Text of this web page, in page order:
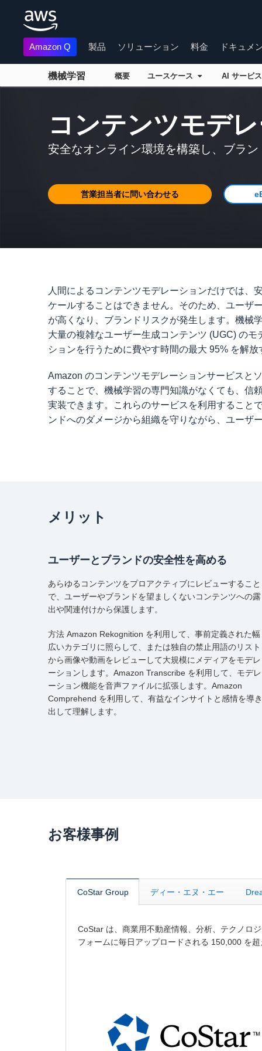
Amazon Q 製品 ソリューション 料金 ドキュメ
機械学習 概要 ユースケース AI サービス
コンテンツモデ
安全なオンライン環境を構築し、ブラ
営業担当者に問い合わせる
人間によるコンテンツモデレーションだけでは、
ケールすることはできません。そのため、ユーザ
が高くなり、ブランドリスクが発生します。機械
大量の複雑なユーザー生成コンテンツ (UGC) の
ションを行うために費やす時間の最大 95% を解放
Amazon のコンテンツモデレーションサービスと
することで、機械学習の専門知識がなくても、信
実装できます。これらのサービスを利用すること
ンドへのダメージから組織を守りながら、ユーザ
メリット
ユーザーとブランドの安全性を高める
あらゆるコンテンツをプロアクティブにレビューすること
で、ユーザーやブランドを望ましくないコンテンツへの露
出や関連付けから保護します。
方法 Amazon Rekognition を利用して、事前定義された幅
広いカテゴリに照らして、または独自の禁止用語のリスト
から画像や動画をレビューして大規模にメディアをモデレ
ーションします。Amazon Transcribe を利用して、モデレ
ーション機能を音声ファイルに拡張します。Amazon
Comprehend を利用して、有益なインサイトと感情を導き
出して理解します。
お客様事例
CoStar Group ディー・エヌ・エー
CoStar は、商業用不動産情報、分析、テクノロ
フォームに毎日アップロードされる 150,000 を超